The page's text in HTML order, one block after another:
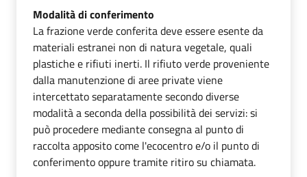
Modalità di conferimento
La frazione verde conferita deve essere esente da
materiali estranei non di natura vegetale, quali
plastiche e rifiuti inerti. Il rifiuto verde proveniente
dalla manutenzione di aree private viene
intercettato separatamente secondo diverse
modalità a seconda della possibilità dei servizi: si
può procedere mediante consegna al punto di
raccolta apposito come l'ecocentro e/o il punto di
conferimento oppure tramite ritiro su chiamata.